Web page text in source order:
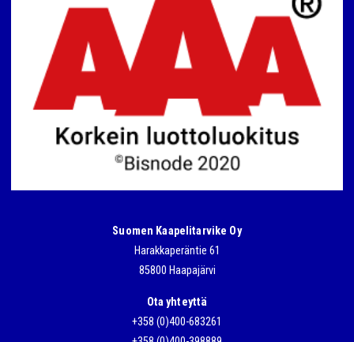
Suomen Kaapelitarvike Oy
Harakkaperäntie 61
85800 Haapajärvi
Ota yhteyttä
+358 (0)400-683261